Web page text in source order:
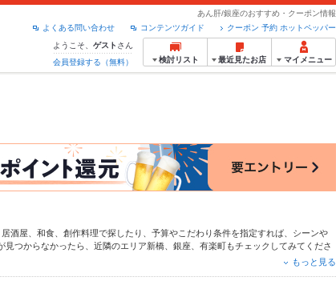
あん肝/銀座のおすすめ・クーポン情報
クーポン 予約 ホットペッパー
コンテンツガイド
よくある問い合わせ
ようこそ、 ゲスト さん
会員登録する（無料）
検討リスト 最近見たお店 マイメニュー
居酒屋 和食 創作料理で探したり、予算やこだわり条件を指定すれば、シーンや
見つからなかったら、近隣のエリア新橋 銀座 有楽町もチェックしてみてくださ
や季節のおすすめ料理など、お店
もっと見る